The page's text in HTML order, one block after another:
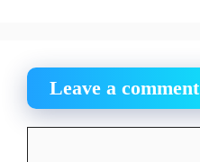
Leave a comment